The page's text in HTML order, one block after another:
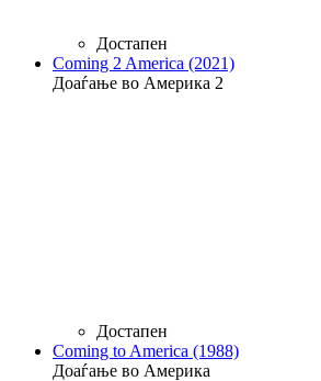
Достапен
Coming 2 America (2021)
Доаѓање во Америка 2
Достапен
Coming to America (1988)
Доаѓање во Америка